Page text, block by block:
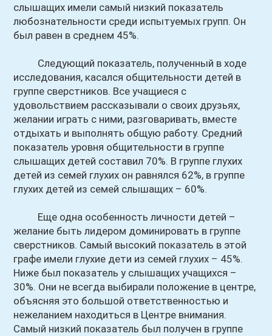
слышащих имели самый низкий показатель
любознательности среди испытуемых групп. Он
был равен в среднем 45%.
Следующий показатель, полученный в ходе
исследования, касался общительности детей в
группе сверстников. Все учащиеся с
удовольствием рассказывали о своих друзьях,
желании играть с ними, разговаривать, вместе
отдыхать и выполнять общую работу. Средний
показатель уровня общительности в группе
слышащих детей составил 70%. В группе глухих
детей из семей глухих он равнялся 62%, в группе
глухих детей из семей слышащих – 60%.
Еще одна особенность личности детей –
желание быть лидером доминировать в группе
сверстников. Самый высокий показатель в этой
графе имели глухие дети из семей глухих – 45%.
Ниже был показатель у слышащих учащихся –
30%. Они не всегда выбирали положение в центре,
объясняя это большой ответственностью и
нежеланием находиться в Центре внимания.
Самый низкий показатель был получен в группе